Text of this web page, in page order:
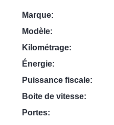
Marque:
Modèle:
Kilométrage:
Énergie:
Puissance fiscale:
Boite de vitesse:
Portes: